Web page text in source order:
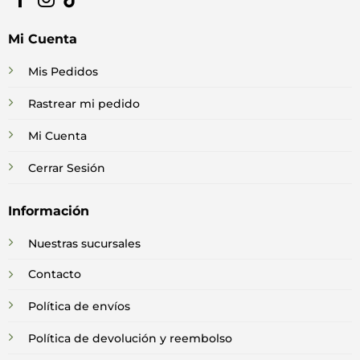
Mi Cuenta
Mis Pedidos
Rastrear mi pedido
Mi Cuenta
Cerrar Sesión
Información
Nuestras sucursales
Contacto
Política de envíos
Política de devolución y reembolso